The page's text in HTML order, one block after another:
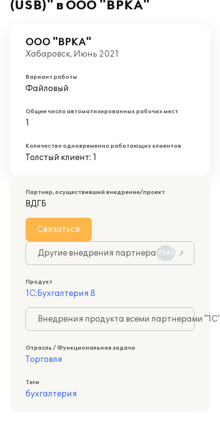
(USB)" в ООО "ВРКА"
ООО "ВРКА"
Хабаровск, Июнь 2021
Вариант работы
Файловый
Общее число автоматизированных рабочих мест
1
Количество одновременно работающих клиентов
Толстый клиент: 1
Партнер, осуществивший внедрение/проект
ВДГБ
Связаться
Другие внедрения партнера 7243
Продукт
1С:Бухгалтерия 8
Внедрения продукта всеми партнерами
Отрасль / Функциональная задача
Торговля
Теги
бухгалтерия